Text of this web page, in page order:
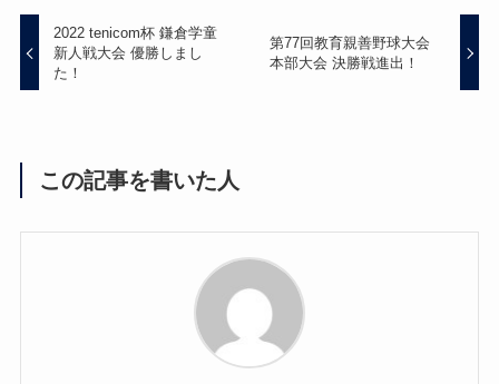
2022 tenicom杯 鎌倉学童
新人戦大会 優勝しまし
た！
第77回教育親善野球大会
本部大会 決勝戦進出！
この記事を書いた人